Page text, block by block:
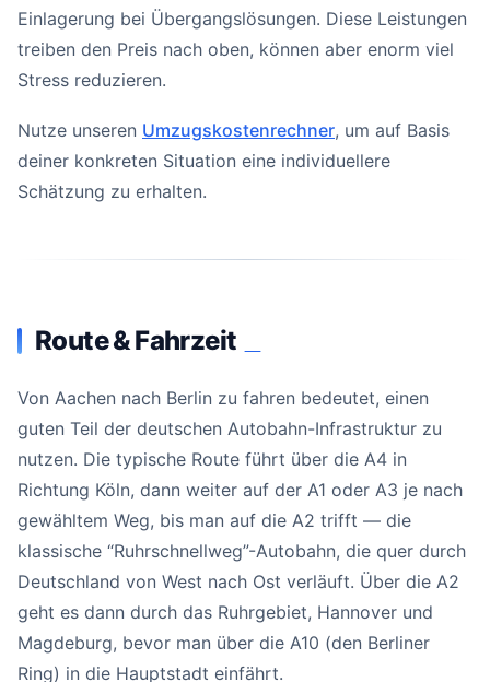
Einlagerung bei Übergangslösungen. Diese Leistungen
treiben den Preis nach oben, können aber enorm viel
Stress reduzieren.
Nutze unseren Umzugskostenrechner, um auf Basis
deiner konkreten Situation eine individuellere
Schätzung zu erhalten.
Route & Fahrzeit
Von Aachen nach Berlin zu fahren bedeutet, einen
guten Teil der deutschen Autobahn-Infrastruktur zu
nutzen. Die typische Route führt über die A4 in
Richtung Köln, dann weiter auf der A1 oder A3 je nach
gewähltem Weg, bis man auf die A2 trifft — die
klassische “Ruhrschnellweg”-Autobahn, die quer durch
Deutschland von West nach Ost verläuft. Über die A2
geht es dann durch das Ruhrgebiet, Hannover und
Magdeburg, bevor man über die A10 (den Berliner
Ring) in die Hauptstadt einfährt.